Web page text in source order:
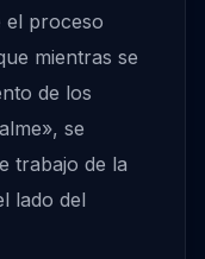
el proceso
mientras se
de los
se
trabajo de la
lado del